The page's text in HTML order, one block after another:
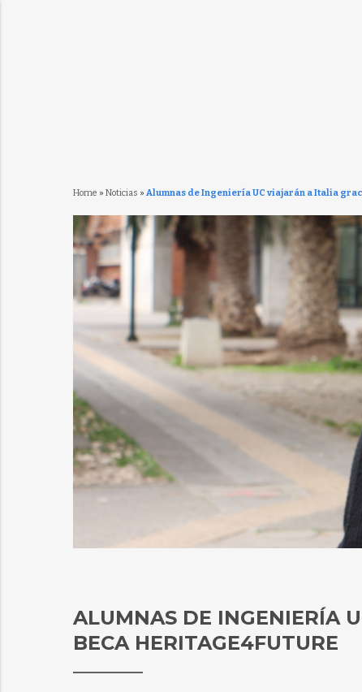
Home » Noticias » Alumnas de Ingeniería UC viajarán a Italia
ALUMNAS DE INGENIERÍA
BECA HERITAGE4FUTURE